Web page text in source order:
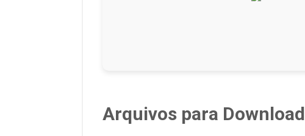
Arquivos para Download